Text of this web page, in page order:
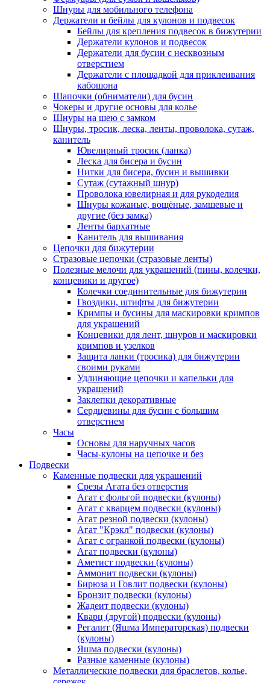
Шнуры для мобильного телефона
Держатели и бейлы для кулонов и подвесок
Бейлы для крепления подвесок в бижутерии
Держатели кулонов и подвесок
Держатели для бусин с несквозным
отверстием
Держатели с площадкой для приклеивания
кабошона
Шапочки (обниматели) для бусин
Чокеры и другие основы для колье
Шнуры на шею с замком
Шнуры, тросик, леска, ленты, проволока, сутаж,
канитель
Ювелирный тросик (ланка)
Леска для бисера и бусин
Нитки для бисера, бусин и вышивки
Сутаж (сутажный шнур)
Проволока ювелирная и для рукоделия
Шнуры кожаные, вощёные, замшевые и
другие (без замка)
Ленты бархатные
Канитель для вышивания
Цепочки для бижутерии
Стразовые цепочки (стразовые ленты)
Полезные мелочи для украшений (пины, колечки,
концевики и другое)
Колечки соединительные для бижутерии
Гвоздики, штифты для бижутерии
Кримпы и бусины для маскировки кримпов
для украшений
Концевики для лент, шнуров и маскировки
кримпов и узелков
Защита ланки (тросика) для бижутерии
своими руками
Удлиняющие цепочки и капельки для
украшений
Заклепки декоративные
Сердцевины для бусин с большим
отверстием
Часы
Основы для наручных часов
Часы-кулоны на цепочке и без
Подвески
Каменные подвески для украшений
Срезы Агата без отверстия
Агат с фольгой подвески (кулоны)
Агат с кварцем подвески (кулоны)
Агат резной подвески (кулоны)
Агат "Крэкл" подвески (кулоны)
Агат с огранкой подвески (кулоны)
Агат подвески (кулоны)
Аметист подвески (кулоны)
Аммонит подвески (кулоны)
Бирюза и Говлит подвески (кулоны)
Бронзит подвески (кулоны)
Жадеит подвески (кулоны)
Кварц (другой) подвески (кулоны)
Регалит (Яшма Императорская) подвески
(кулоны)
Яшма подвески (кулоны)
Разные каменные (кулоны)
Металлические подвески для браслетов, колье,